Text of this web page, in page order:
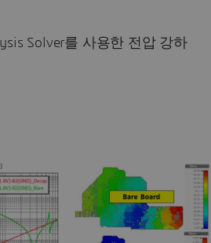
Solver를 사용한 전압 강하